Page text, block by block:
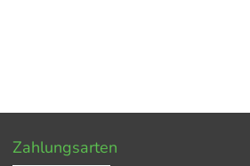
Zahlungsarten